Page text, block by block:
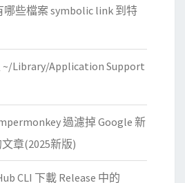
y
入
t
i
e
哪些檔案 symbolic link 到特
~/Library/Application Support
過濾掉 Google 新
章(2025新版)
CLI 下載 Release 中的